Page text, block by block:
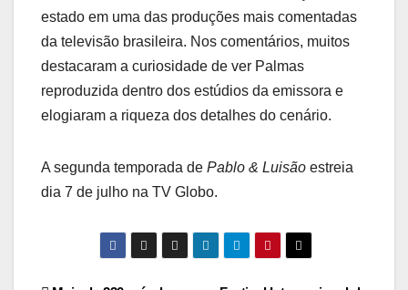
estado em uma das produções mais comentadas
da televisão brasileira. Nos comentários, muitos
destacaram a curiosidade de ver Palmas
reproduzida dentro dos estúdios da emissora e
elogiaram a riqueza dos detalhes do cenário.
A segunda temporada de Pablo & Luisão estreia
dia 7 de julho na TV Globo.